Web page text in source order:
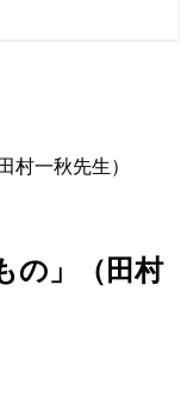
村一秋先生）
の」（田村